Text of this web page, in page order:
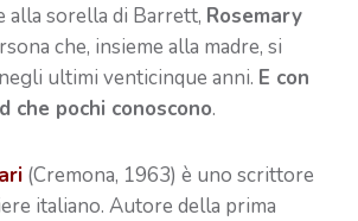
alla sorella di Barrett, Rosemary
che, insieme alla madre, si
ultimi venticinque anni. E con
che pochi conoscono.
(Cremona, 1963) è uno scrittore
italiano. Autore della prima